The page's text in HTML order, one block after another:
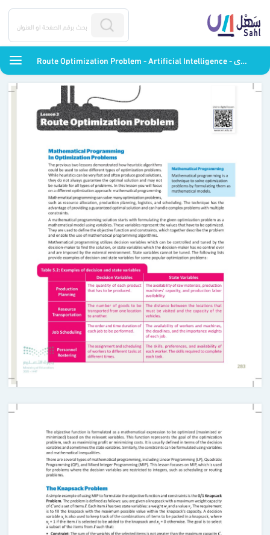
Route Optimization Problem - Artificial Intelligence - ثالث ثانوي